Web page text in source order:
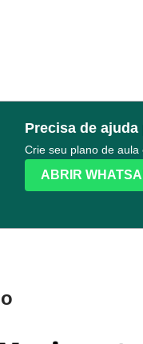
Precisa de
Crie seu plano de aula
ABRIR